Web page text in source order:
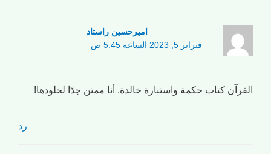
امیرحسین راستاد
فبراير 5, 2023 الساعة 5:45 ص
القرآن كتاب حكمة واستنارة خالدة. أنا ممتن جدًا لخلودها!
رد